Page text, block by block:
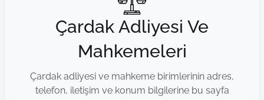
Çardak Adliyesi Ve
Mahkemeleri
Çardak adliyesi ve mahkeme birimlerinin adres,
telefon, iletişim ve konum bilgilerine bu sayfa